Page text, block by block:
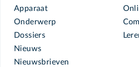
Apparaat
Onderwerp
Dossiers
Nieuws
Nieuwsbrieven